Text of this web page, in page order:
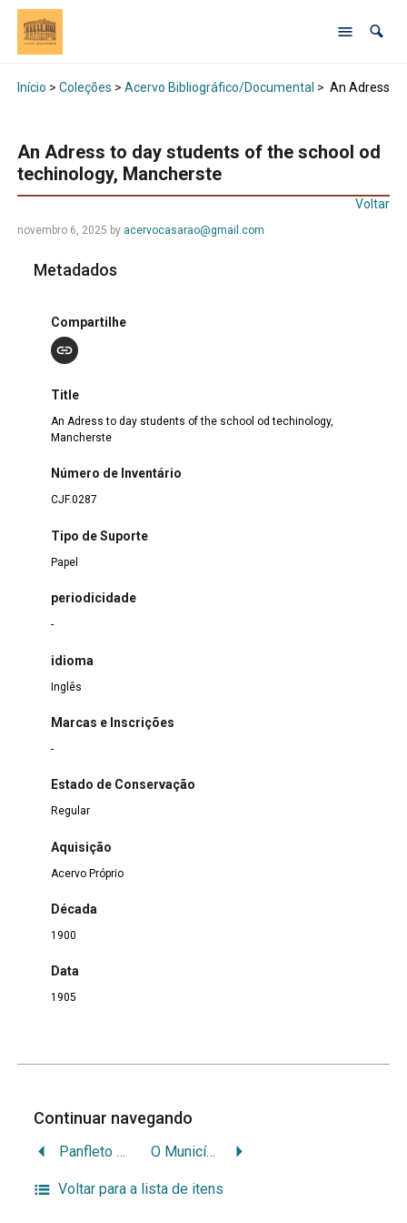
Início > Coleções > Acervo Bibliográfico/Documental > An Adress
An Adress to day students of the school od
techinology, Mancherste
Voltar
novembro 6, 2025 by acervocasarao@gmail.com
Metadados
Compartilhe
Title
An Adress to day students of the school od techinology,
Mancherste
Número de Inventário
CJF.0287
Tipo de Suporte
Papel
periodicidade
-
idioma
Inglês
Marcas e Inscrições
-
Estado de Conservação
Regular
Aquisição
Acervo Próprio
Década
1900
Data
1905
Continuar navegando
Panfleto Aviso Importante “O Estado de São Paulo” O Município Nazareth
Voltar para a lista de itens